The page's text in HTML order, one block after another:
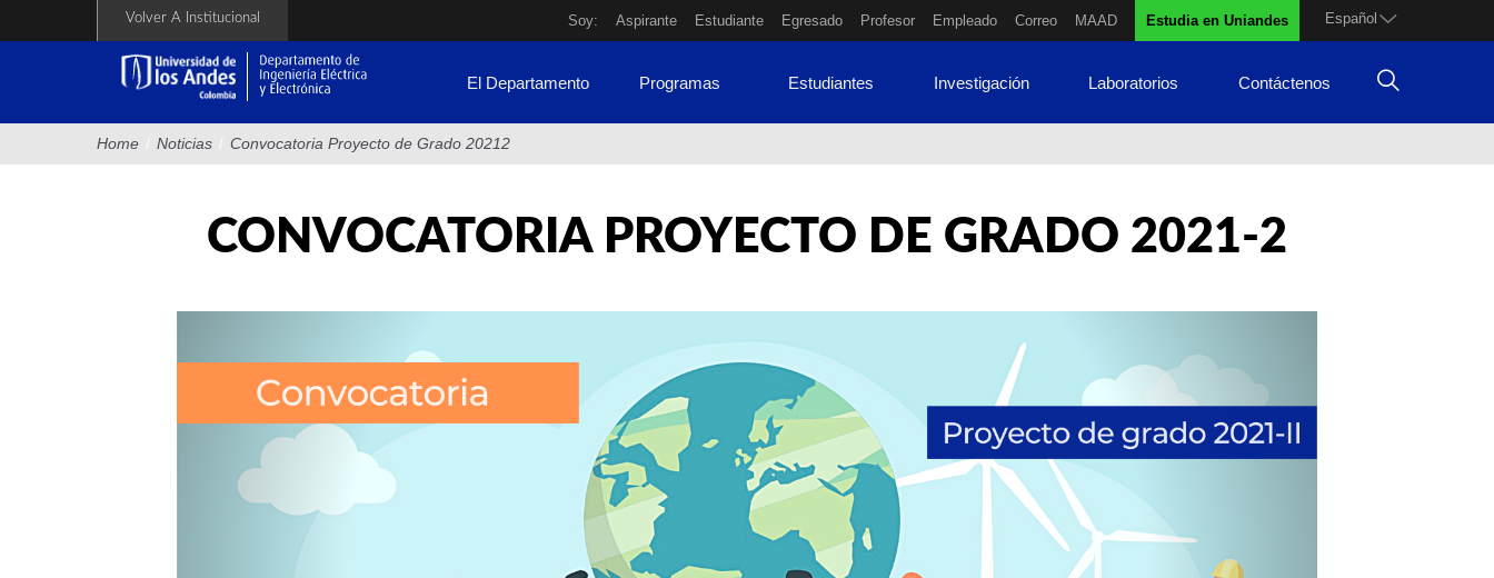
Español
Soy: Aspirante Estudiante Egresado Profesor Empleado Correo MAAD Estudia en Uniandes
Volver A Institucional
El Departamento Programas Estudiantes Investigación Laboratorios Contáctenos
Home / Noticias / Convocatoria Proyecto de Grado 20212
CONVOCATORIA PROYECTO DE GRADO 2021-2